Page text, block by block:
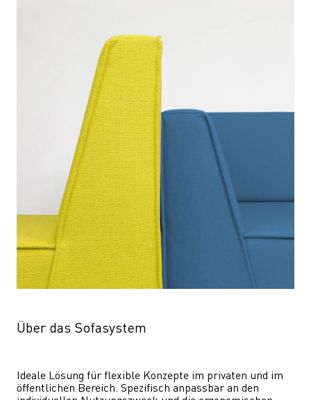
Über das Sofasystem
Ideale Lösung für flexible Konzepte im privaten und im
öffentlichen Bereich. Spezifisch anpassbar an den